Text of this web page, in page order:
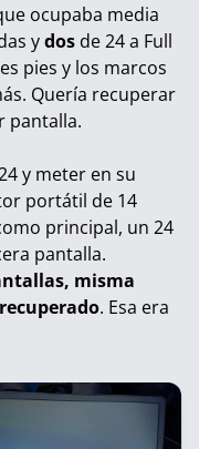
ocupaba media
ydos de 24 a Full
pies y los marcos
Quería recuperar
pantalla.
y meter en su
portátil de 14
principal, un 24
pantalla.
misma
. Esa era